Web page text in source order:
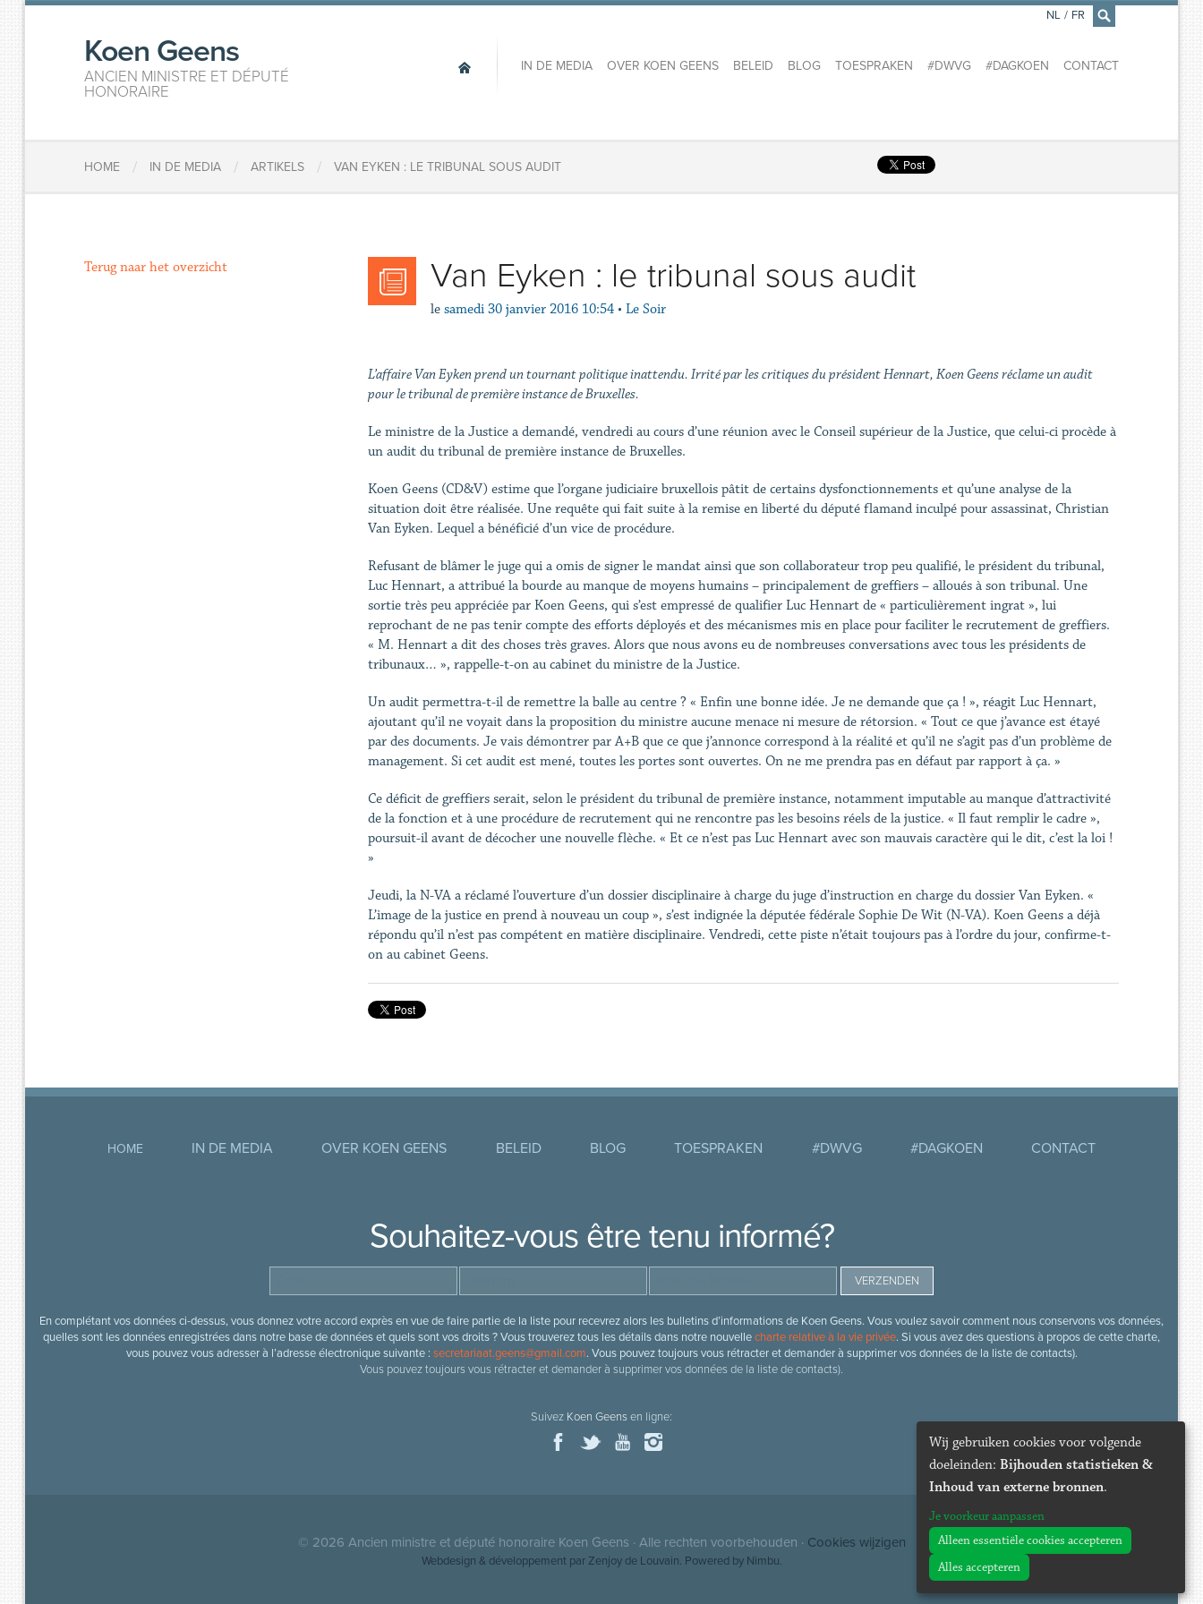
×
Koen Geens
ANCIEN MINISTRE ET DÉPUTÉ
HONORAIRE
IN DE MEDIA OVER KOEN GEENS BELEID BLOG TOESPRAKEN #DWVG #DAGKOEN CONTACT
NL / FR
HOME / IN DE MEDIA / ARTIKELS / VAN EYKEN : LE TRIBUNAL SOUS AUDIT
Van Eyken : le tribunal sous audit
le samedi 30 janvier 2016 10:54 • Le Soir
L’affaire Van Eyken prend un tournant politique inattendu. Irrité par les critiques du président Hennart, Koen Geens réclame un audit
pour le tribunal de première instance de Bruxelles.
Le ministre de la Justice a demandé, vendredi au cours d’une réunion avec le Conseil supérieur de la Justice, que celui-ci procède à
un audit du tribunal de première instance de Bruxelles.
Koen Geens (CD&V) estime que l’organe judiciaire bruxellois pâtit de certains dysfonctionnements et qu’une analyse de la
situation doit être réalisée. Une requête qui fait suite à la remise en liberté du député flamand inculpé pour assassinat, Christian
Van Eyken. Lequel a bénéficié d’un vice de procédure.
Refusant de blâmer le juge qui a omis de signer le mandat ainsi que son collaborateur trop peu qualifié, le président du tribunal,
Luc Hennart, a attribué la bourde au manque de moyens humains – principalement de greffiers – alloués à son tribunal. Une
sortie très peu appréciée par Koen Geens, qui s’est empressé de qualifier Luc Hennart de « particulièrement ingrat », lui
reprochant de ne pas tenir compte des efforts déployés et des mécanismes mis en place pour faciliter le recrutement de greffiers.
« M. Hennart a dit des choses très graves. Alors que nous avons eu de nombreuses conversations avec tous les présidents de
tribunaux… », rappelle-t-on au cabinet du ministre de la Justice.
Un audit permettra-t-il de remettre la balle au centre ? « Enfin une bonne idée. Je ne demande que ça ! », réagit Luc Hennart,
ajoutant qu’il ne voyait dans la proposition du ministre aucune menace ni mesure de rétorsion. « Tout ce que j’avance est étayé
par des documents. Je vais démontrer par A+B que ce que j’annonce correspond à la réalité et qu’il ne s’agit pas d’un problème de
management. Si cet audit est mené, toutes les portes sont ouvertes. On ne me prendra pas en défaut par rapport à ça. »
Ce déficit de greffiers serait, selon le président du tribunal de première instance, notamment imputable au manque d’attractivité
de la fonction et à une procédure de recrutement qui ne rencontre pas les besoins réels de la justice. « Il faut remplir le cadre »,
poursuit-il avant de décocher une nouvelle flèche. « Et ce n’est pas Luc Hennart avec son mauvais caractère qui le dit, c’est la loi !
»
Jeudi, la N-VA a réclamé l’ouverture d’un dossier disciplinaire à charge du juge d’instruction en charge du dossier Van Eyken. «
L’image de la justice en prend à nouveau un coup », s’est indignée la députée fédérale Sophie De Wit (N-VA). Koen Geens a déjà
répondu qu’il n’est pas compétent en matière disciplinaire. Vendredi, cette piste n’était toujours pas à l’ordre du jour, confirme-t-
on au cabinet Geens.
Terug naar het overzicht
HOME IN DE MEDIA OVER KOEN GEENS BELEID BLOG TOESPRAKEN #DWVG #DAGKOEN CONTACT
Souhaitez-vous être tenu informé?
En complétant vos données ci-dessus, vous donnez votre accord exprès en vue de faire partie de la liste pour recevrez alors les bulletins d’informations de Koen Geens. Vous voulez savoir comment nous conservons vos données,
quelles sont les données enregistrées dans notre base de données et quels sont vos droits ? Vous trouverez tous les détails dans notre nouvellecharte relative à la vie privée. Si vous avez des questions à propos de cette charte,
vous pouvez vous adresser à l’adresse électronique suivante : secretariaat.geens@gmail.com. Vous pouvez toujours vous rétracter et demander à supprimer vos données de la liste de contacts).
Vous pouvez toujours vous rétracter et demander à supprimer vos données de la liste de contacts).
Suivez Koen Geensen ligne:
© 2026 Ancien ministre et député honoraire Koen Geens · Alle rechten voorbehouden · Cookies wijzigen
Webdesign & développement par Zenjoy de Louvain. Powered by Nimbu.
Wij gebruiken cookies voor volgende
doeleinden: Bijhouden statistieken &
Inhoud van externe bronnen.
Je voorkeur aanpassen
Alleen essentiële cookies accepteren
Alles accepteren